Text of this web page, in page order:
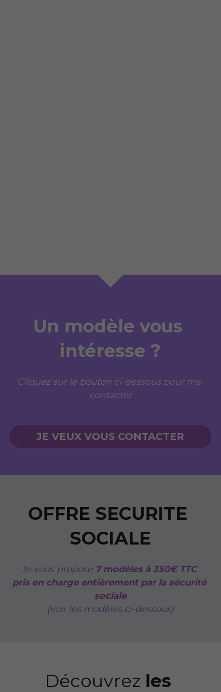
Un modèle vous
intéresse ?
Cliquez sur le bouton ci-dessous pour me
contacter
JE VEUX VOUS CONTACTER
OFFRE SECURITE
SOCIALE
Je vous propose 7 modèles à 350€ TTC
pris en charge entièrement par la sécurité
sociale
(voir les modèles ci-dessous)
Découvrez les